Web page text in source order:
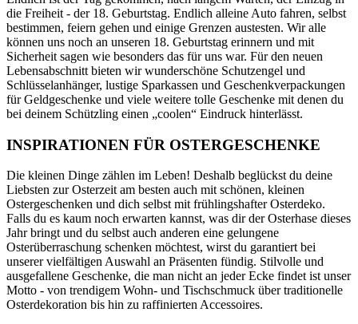
die Freiheit - der 18. Geburtstag. Endlich alleine Auto fahren, selbst
bestimmen, feiern gehen und einige Grenzen austesten. Wir alle
können uns noch an unseren 18. Geburtstag erinnern und mit
Sicherheit sagen wie besonders das für uns war. Für den neuen
Lebensabschnitt bieten wir wunderschöne Schutzengel und
Schlüsselanhänger, lustige Sparkassen und Geschenkverpackungen
für Geldgeschenke und viele weitere tolle Geschenke mit denen du
bei deinem Schützling einen „coolen“ Eindruck hinterlässt.
INSPIRATIONEN FÜR OSTERGESCHENKE
Die kleinen Dinge zählen im Leben! Deshalb beglückst du deine
Liebsten zur Osterzeit am besten auch mit schönen, kleinen
Ostergeschenken und dich selbst mit frühlingshafter Osterdeko.
Falls du es kaum noch erwarten kannst, was dir der Osterhase dieses
Jahr bringt und du selbst auch anderen eine gelungene
Osterüberraschung schenken möchtest, wirst du garantiert bei
unserer vielfältigen Auswahl an Präsenten fündig. Stilvolle und
ausgefallene Geschenke, die man nicht an jeder Ecke findet ist unser
Motto - von trendigem Wohn- und Tischschmuck über traditionelle
Osterdekoration bis hin zu raffinierten Accessoires.